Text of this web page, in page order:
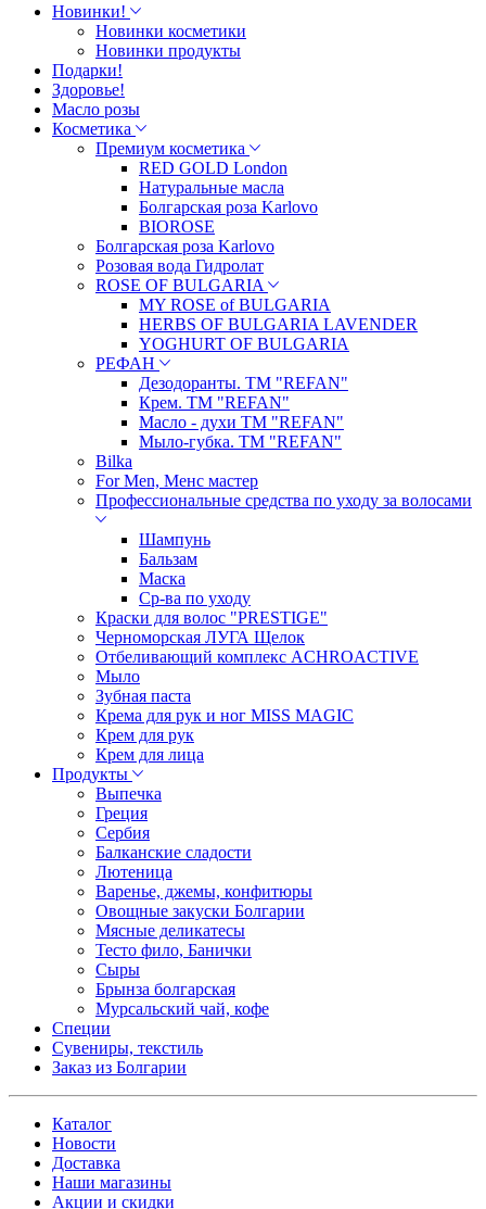
Новинки!
Новинки косметики
Новинки продукты
Подарки!
Здоровье!
Масло розы
Косметика
Премиум косметика
RED GOLD London
Натуральные масла
Болгарская роза Karlovo
BIOROSE
Болгарская роза Karlovo
Розовая вода Гидролат
ROSE OF BULGARIA
MY ROSE of BULGARIA
HERBS OF BULGARIA LAVENDER
YOGHURT OF BULGARIA
РЕФАН
Дезодоранты. ТМ "REFAN"
Крем. ТМ "REFAN"
Масло - духи ТМ "REFAN"
Мыло-губка. ТМ "REFAN"
Bilka
For Men, Менс мастер
Профессиональные средства по уходу за волосами
Шампунь
Бальзам
Маска
Ср-ва по уходу
Краски для волос "PRESTIGE"
Черноморская ЛУГА Щелок
Отбеливающий комплекс ACHROACTIVE
Мыло
Зубная паста
Крема для рук и ног MISS MAGIC
Крем для рук
Крем для лица
Продукты
Выпечка
Греция
Сербия
Балканские сладости
Лютеница
Варенье, джемы, конфитюры
Овощные закуски Болгарии
Мясные деликатесы
Тесто фило, Банички
Сыры
Брынза болгарская
Мурсальский чай, кофе
Специи
Сувениры, текстиль
Заказ из Болгарии
Каталог
Новости
Доставка
Наши магазины
Акции и скидки